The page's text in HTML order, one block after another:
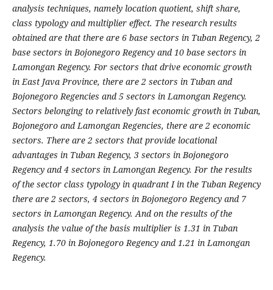
analysis techniques, namely location quotient, shift share,
class typology and multiplier effect. The research results
obtained are that there are 6 base sectors in Tuban Regency, 2
base sectors in Bojonegoro Regency and 10 base sectors in
Lamongan Regency. For sectors that drive economic growth
in East Java Province, there are 2 sectors in Tuban and
Bojonegoro Regencies and 5 sectors in Lamongan Regency.
Sectors belonging to relatively fast economic growth in Tuban,
Bojonegoro and Lamongan Regencies, there are 2 economic
sectors. There are 2 sectors that provide locational
advantages in Tuban Regency, 3 sectors in Bojonegoro
Regency and 4 sectors in Lamongan Regency. For the results
of the sector class typology in quadrant I in the Tuban Regency
there are 2 sectors, 4 sectors in Bojonegoro Regency and 7
sectors in Lamongan Regency. And on the results of the
analysis the value of the basis multiplier is 1.31 in Tuban
Regency, 1.70 in Bojonegoro Regency and 1.21 in Lamongan
Regency.